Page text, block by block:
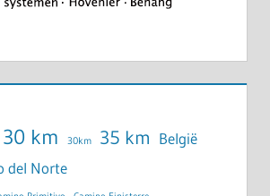
30 km 30km 35 km België
del Norte